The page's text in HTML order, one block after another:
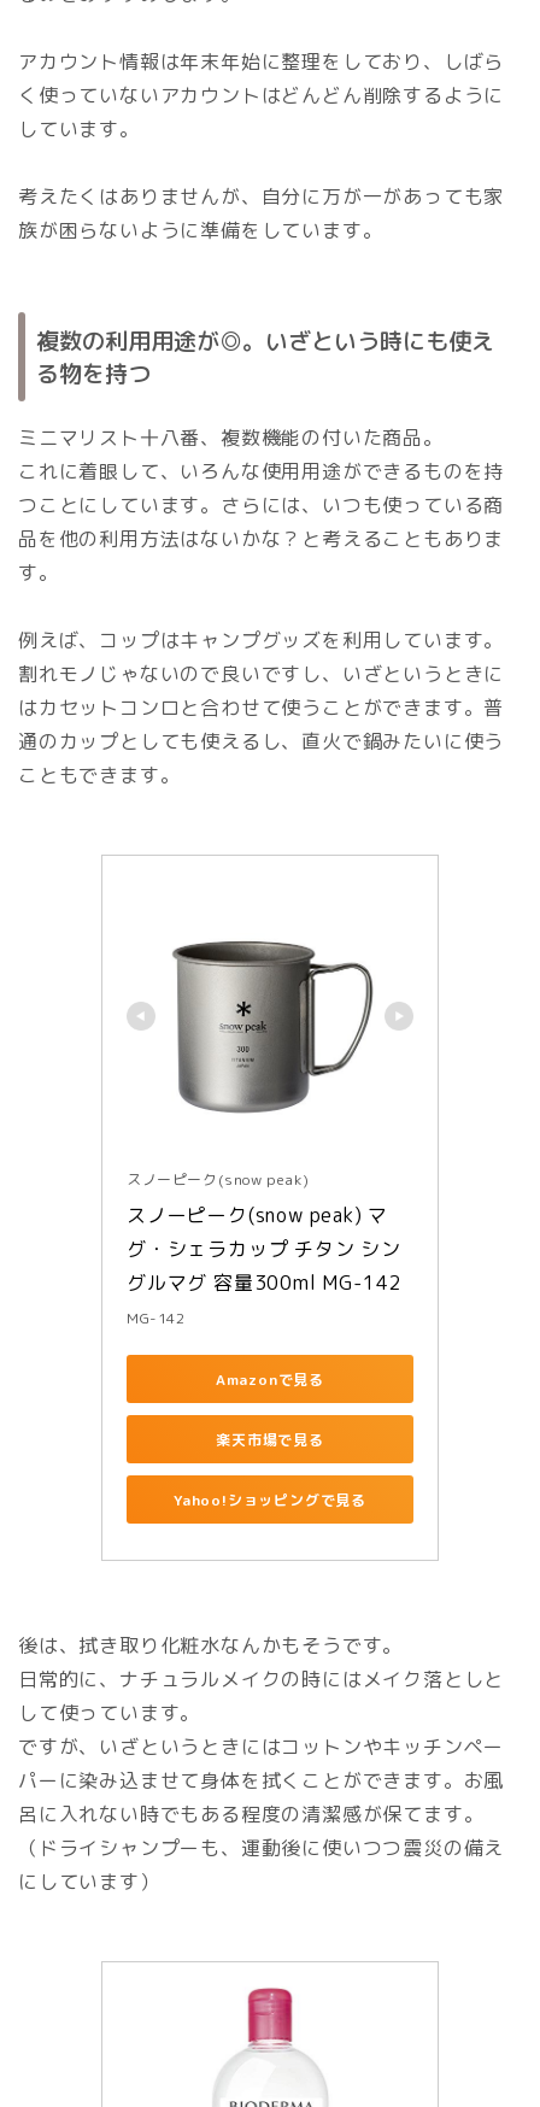
アカウント情報は年末年始に整理をしており、しばら
く使っていないアカウントはどんどん削除するように
しています。
考えたくはありませんが、自分に万が一があっても家
族が困らないように準備をしています。
複数の利用用途が◎。いざという時にも使え
る物を持つ
ミニマリスト十八番、複数機能の付いた商品。
これに着眼して、いろんな使用用途ができるものを持
つことにしています。さらには、いつも使っている商
品を他の利用方法はないかな？と考えることもありま
す。
例えば、コップはキャンプグッズを利用しています。
割れモノじゃないので良いですし、いざというときに
はカセットコンロと合わせて使うことができます。普
通のカップとしても使えるし、直火で鍋みたいに使う
こともできます。
スノーピーク(snow peak)
スノーピーク(snow peak) マ
グ・シェラカップ チタン シン
グルマグ 容量300ml MG-142
MG-142
Amazonで見る
楽天市場で見る
Yahoo!ショッピングで見る
後は、拭き取り化粧水なんかもそうです。
日常的に、ナチュラルメイクの時にはメイク落としと
して使っています。
ですが、いざというときにはコットンやキッチンペー
パーに染み込ませて身体を拭くことができます。お風
呂に入れない時でもある程度の清潔感が保てます。
（ドライシャンプーも、運動後に使いつつ震災の備え
にしています）